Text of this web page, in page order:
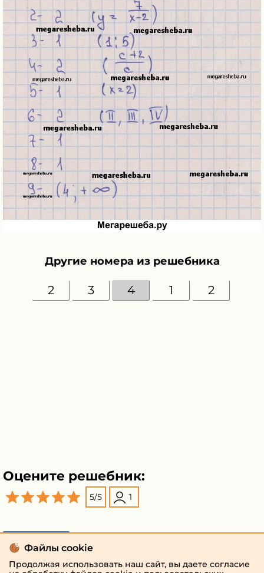
Другие номера из решебника
2 3 4 1 2
Оцените решебник:
5/5 1
Файлы cookie
Продолжая использовать наш сайт, вы даете согласие